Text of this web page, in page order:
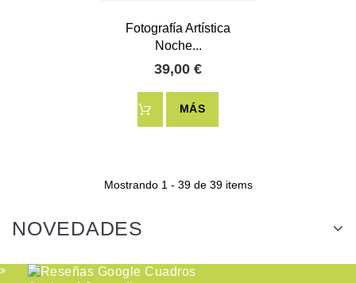
Fotografía Artística
Noche...
39,00 €
MÁS
Mostrando 1 - 39 de 39 items
NOVEDADES